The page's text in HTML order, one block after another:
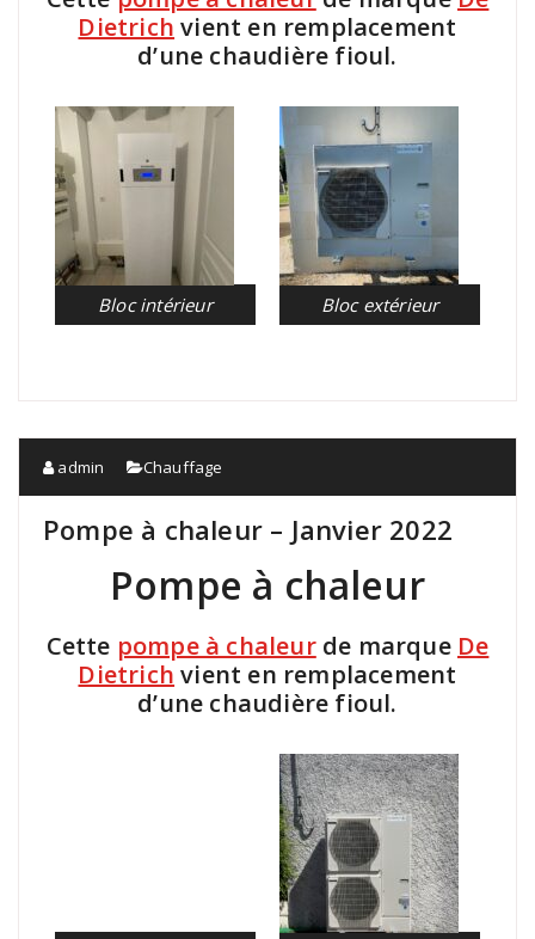
Dietrich vient en remplacement
d’une chaudière fioul.
Bloc intérieur Bloc extérieur
admin Chauffage
Pompe à chaleur – Janvier 2022
Pompe à chaleur
Cette pompe à chaleurde marque De
Dietrich vient en remplacement
d’une chaudière fioul.